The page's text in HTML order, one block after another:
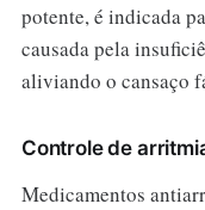
potente, é indicada
causada pela
aliviando o cansaço
Controle de
Medicamentos